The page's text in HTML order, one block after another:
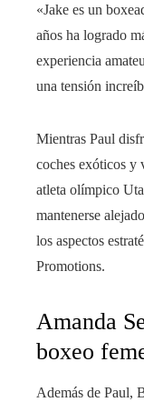
«Jake es un
años ha logrado
experiencia
una tensión
Mientras Paul
coches exóticos y
atleta olímpico
mantenerse
los aspectos
Promotions.
Amanda
boxeo
Además de Paul,